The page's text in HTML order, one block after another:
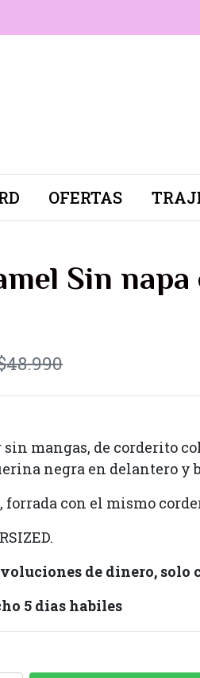
OFERTAS
Sin napa
mangas, de corderito
negra en delantero y
forrada con el mismo
de dinero, solo
5 dias habiles